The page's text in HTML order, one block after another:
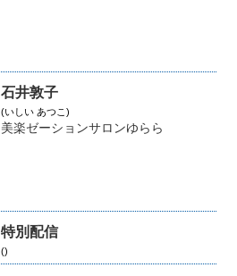
石井敦子
(いしい あつこ)
美楽ゼーションサロンゆらら
特別配信
()